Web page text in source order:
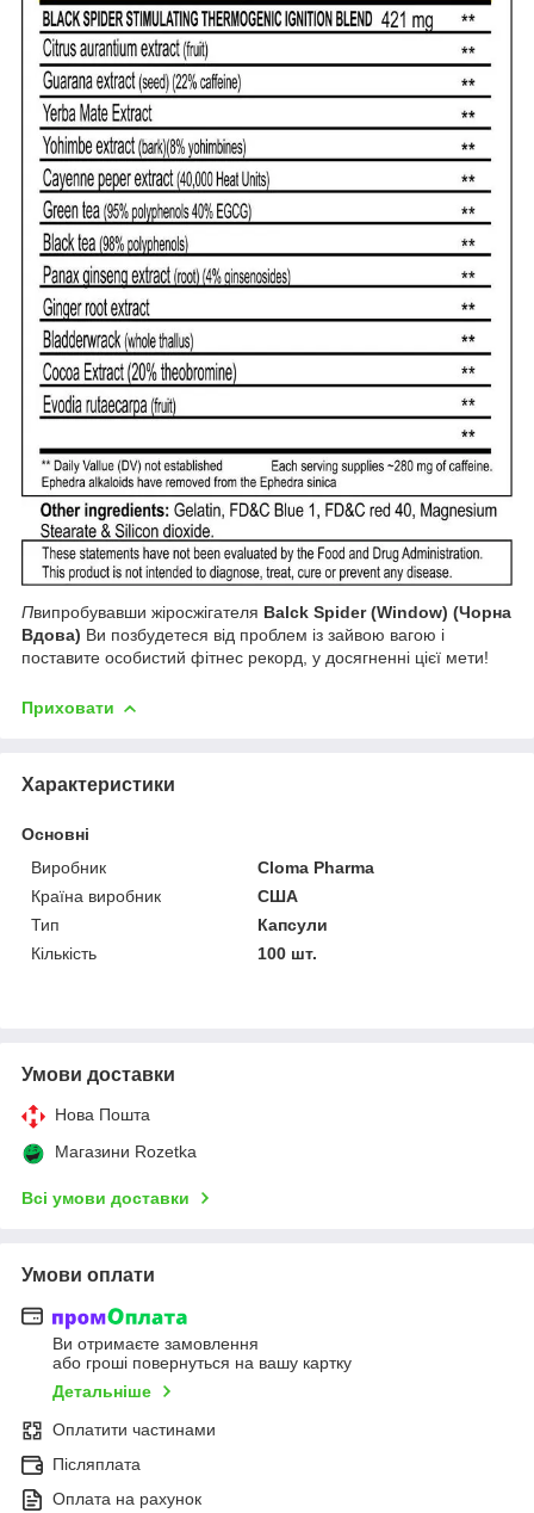
Пвипробувавши жіросжігателя Balck Spider (Window) (Чорна
Вдова) Ви позбудетеся від проблем із зайвою вагою і
поставите особистий фітнес рекорд, у досягненні цієї мети!
Приховати
Характеристики
Основні
Виробник
Cloma Pharma
Країна виробник
США
Тип
Капсули
Кількість
100 шт.
Умови доставки
Нова Пошта
Магазини Rozetka
Всі умови доставки
Умови оплати
Ви отримаєте замовлення
або гроші повернуться на вашу картку
Детальніше
Оплатити частинами
Післяплата
Оплата на рахунок